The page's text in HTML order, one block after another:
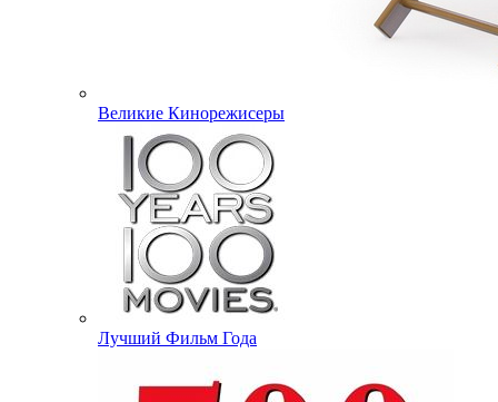
Великие Кинорежисеры
Лучший Фильм Года